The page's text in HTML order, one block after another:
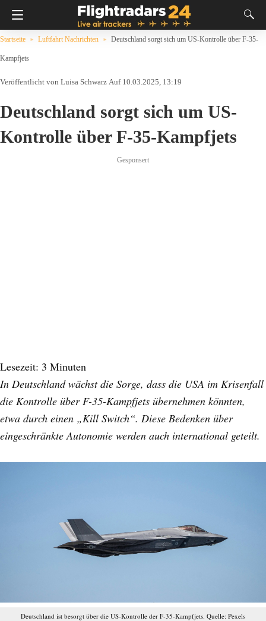
Startseite Luftfahrt Nachrichten Deutschland sorgt sich um US-Kontrolle über F-35-
Kampfjets
Luisa Schwarz Auf 10.03.2025, 13:19
Deutschland sorgt sich um US-
Kontrolle über F-35-Kampfjets
Gesponsert
Lesezeit: 3 Minuten
In Deutschland wächst die Sorge, dass die USA im Krisenfall
die Kontrolle über F-35-Kampfjets übernehmen könnten,
etwa durch einen „Kill Switch“. Diese Bedenken über
eingeschränkte Autonomie werden auch international geteilt.
Deutschland ist besorgt über die US-Kontrolle der F-35-Kampfjets. Quelle: Pexels